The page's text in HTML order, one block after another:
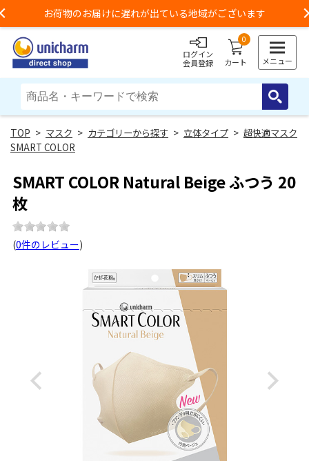
お荷物のお届けに遅れが出ている地域がございます
ログイン
会員登録
0
カート メニュー
> マスク > カテゴリーから探す > 立体タイプ > 超快適マスク
SMART COLOR
SMART COLOR Natural Beige ふつう 20
枚
(0件のレビュー)
Previous Next